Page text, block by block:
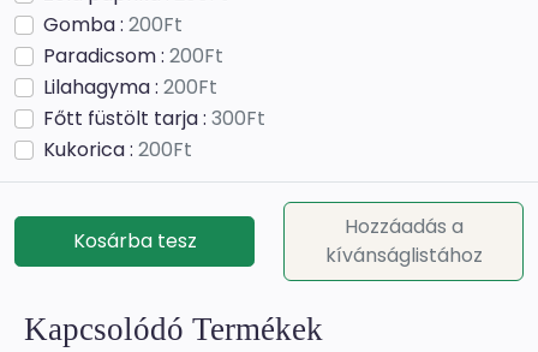
Gomba : 200Ft
Paradicsom : 200Ft
Lilahagyma : 200Ft
Főtt füstölt tarja : 300Ft
Kukorica : 200Ft
Brokkoli :200Ft
Olivabogyó :200Ft
Tonhal :600Ft
Bolognai ragu :300Ft
Mozzarella :300Ft
Kosárba tesz
Hozzáadás a
kívánságlistához
Kapcsolódó Termékek